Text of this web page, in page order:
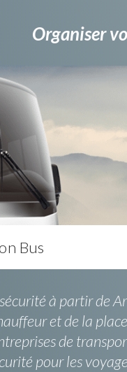
Organiser
Bus
à partir de
et de la
de
pour les